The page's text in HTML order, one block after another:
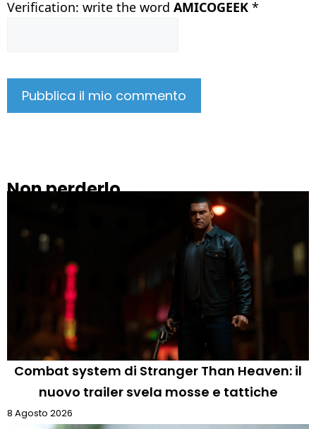
Verification: write the word AMICOGEEK *
Non perderlo
Combat system di Stranger Than Heaven: il
nuovo trailer svela mosse e tattiche
8 Agosto 2026